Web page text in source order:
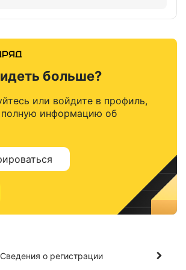
больше?
или войдите в профиль,
полную информацию об
Сведения о регистрации